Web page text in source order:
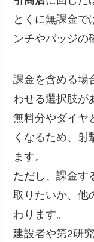
とくに無課金で
ンチやバッジの
課金を含める場
わせる選択肢が
無料分やダイヤ
くなるため、射
ます。
ただし、課金す
取りたいか、他
わります。
建設者や第2研